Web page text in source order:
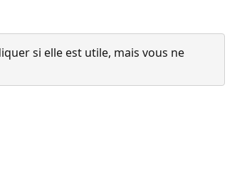
si elle est utile, mais vous ne